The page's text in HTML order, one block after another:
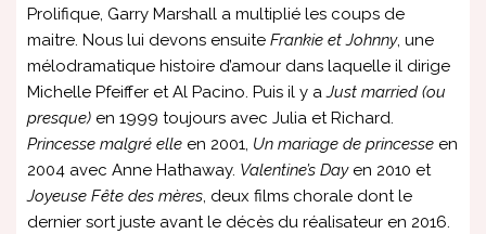
Prolifique, Garry Marshall a multiplié les coups de
maitre. Nous lui devons ensuite Frankie et Johnny, une
mélodramatique histoire d’amour dans laquelle il dirige
Michelle Pfeiffer et Al Pacino. Puis il y aJust married (ou
presque) en 1999 toujours avec Julia et Richard.
Princesse malgré elle en 2001, Un mariage de princesse en
2004 avec Anne Hathaway. Valentine’s Dayen 2010 et
Joyeuse Fête des mères, deux films chorale dont le
dernier sort juste avant le décès du réalisateur en 2016.